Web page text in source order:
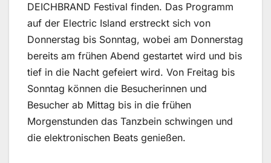
DEICHBRAND Festival finden. Das Programm
auf der Electric Island erstreckt sich von
Donnerstag bis Sonntag, wobei am Donnerstag
bereits am frühen Abend gestartet wird und bis
tief in die Nacht gefeiert wird. Von Freitag bis
Sonntag können die Besucherinnen und
Besucher ab Mittag bis in die frühen
Morgenstunden das Tanzbein schwingen und
die elektronischen Beats genießen.